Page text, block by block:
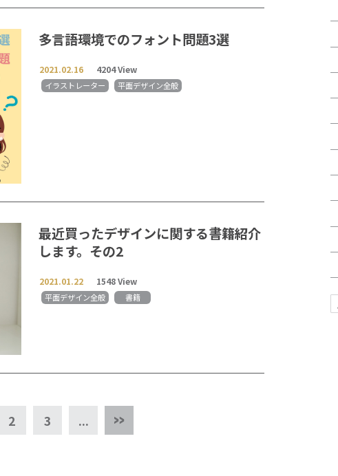
多言語環境でのフォント問題3選
2021.02.16 4204 View
イラストレーター 平面デザイン全般
最近買ったデザインに関する書籍紹介
します。その2
2021.01.22 1548 View
平面デザイン全般 書籍
2 3 ...